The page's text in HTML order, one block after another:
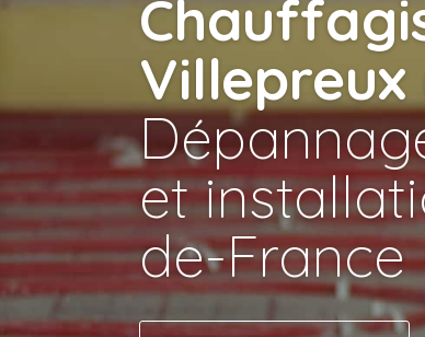
Villepreux
et
de-France